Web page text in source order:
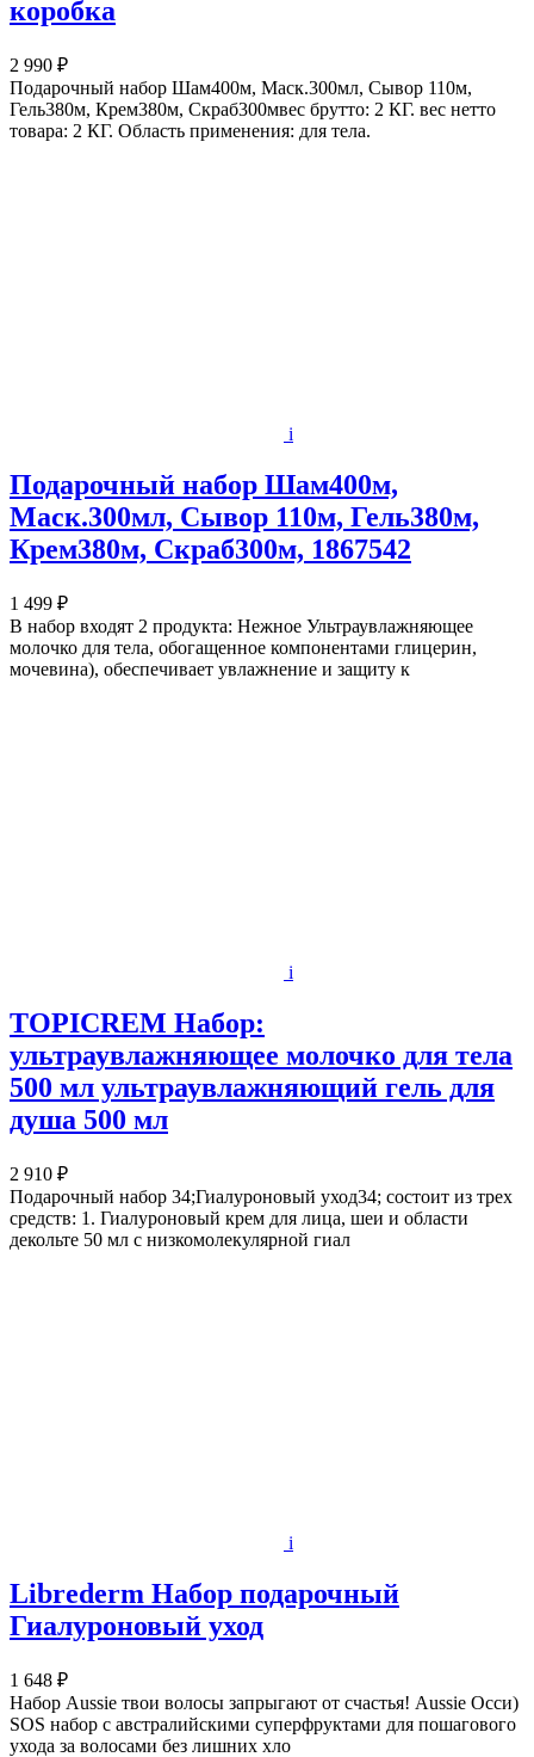
коробка
2 990 ₽
Подарочный набор Шам400м, Маск.300мл, Сывор 110м,
Гель380м, Крем380м, Скраб300мвес брутто: 2 КГ. вес нетто
товара: 2 КГ. Область применения: для тела.
i
Подарочный набор Шам400м,
Маск.300мл, Сывор 110м, Гель380м,
Крем380м, Скраб300м, 1867542
1 499 ₽
В набор входят 2 продукта: Нежное Ультраувлажняющее
молочко для тела, обогащенное компонентами глицерин,
мочевина), обеспечивает увлажнение и защиту к
i
TOPICREM Набор:
ультраувлажняющее молочко для тела
500 мл ультраувлажняющий гель для
душа 500 мл
2 910 ₽
Подарочный набор 34;Гиалуроновый уход34; состоит из трех
средств: 1. Гиалуроновый крем для лица, шеи и области
декольте 50 мл с низкомолекулярной гиал
i
Librederm Набор подарочный
Гиалуроновый уход
1 648 ₽
Набор Aussie твои волосы запрыгают от счастья! Aussie Осси)
SOS набор с австралийскими суперфруктами для пошагового
ухода за волосами без лишних хло